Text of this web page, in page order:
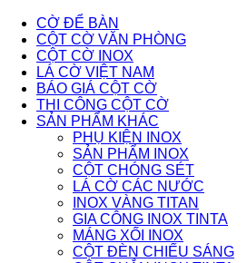
CỜ ĐỂ BÀN
CỘT CỜ VĂN PHÒNG
CỘT CỜ INOX
LÁ CỜ VIỆT NAM
BÁO GIÁ CỘT CỜ
THI CÔNG CỘT CỜ
SẢN PHẨM KHÁC
PHỤ KIỆN INOX
SẢN PHẨM INOX
CỘT CHÓNG SÉT
LÁ CỜ CÁC NƯỚC
INOX VÀNG TITAN
GIA CÔNG INOX TINTA
MÁNG XỐI INOX
CỘT ĐÈN CHIẾU SÁNG